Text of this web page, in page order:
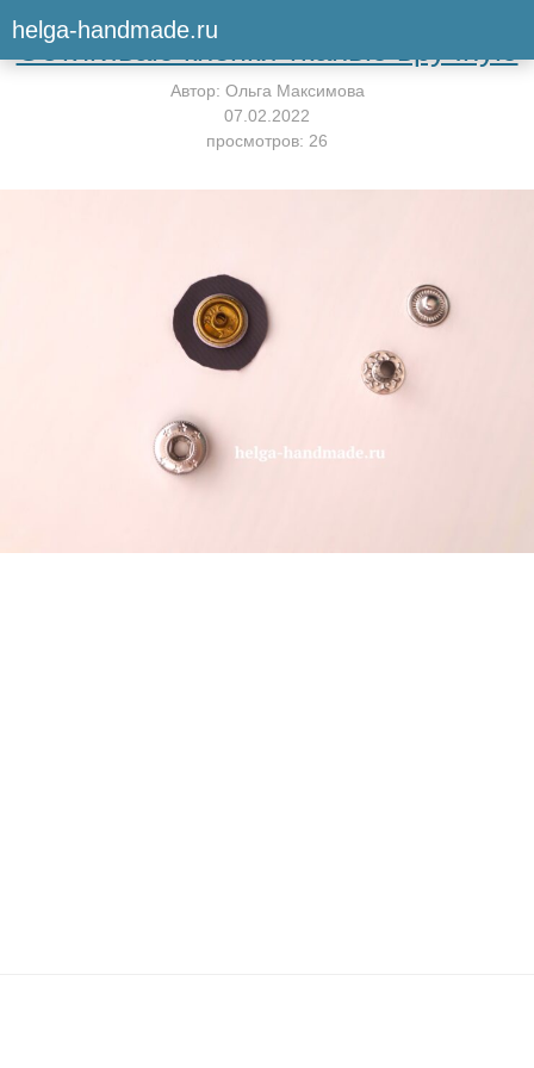
helga-handmade.ruВернуться к мастер-классу
Обтягиваю кнопки тканью вручную
Автор: Ольга Максимова
07.02.2022
просмотров: 26